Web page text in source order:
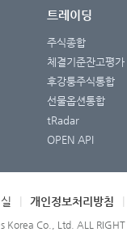
트레이딩
주식종합
체결기준잔고평가
후강퉁주식통합
선물옵션통합
tRadar
OPEN API
개인정보처리방침
Korea Co., Ltd. ALL RIGHT